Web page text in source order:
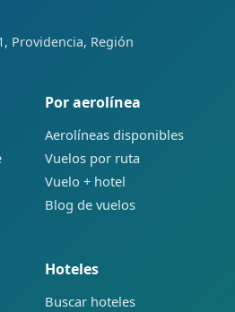
Providencia, Región
Por aerolínea
Aerolíneas disponibles
Vuelos por ruta
Vuelo + hotel
Blog de vuelos
Hoteles
Buscar hoteles